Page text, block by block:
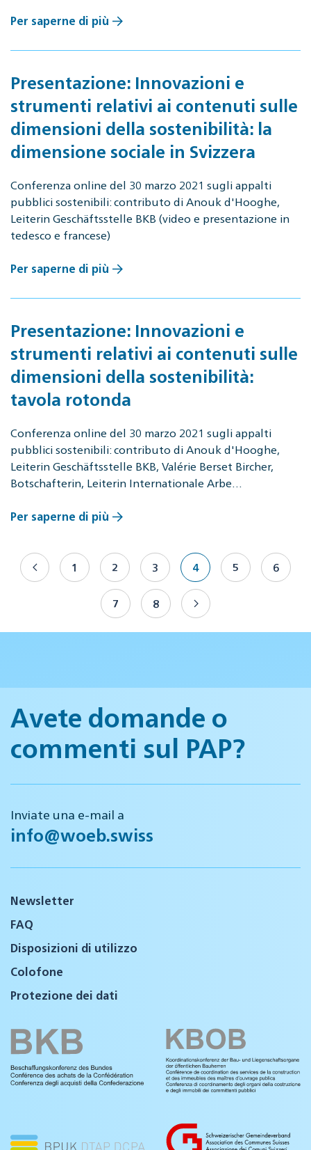
Per saperne di più
Presentazione: Innovazioni e
strumenti relativi ai contenuti sulle
dimensioni della sostenibilità: la
dimensione sociale in Svizzera
Conferenza online del 30 marzo 2021 sugli appalti
pubblici sostenibili: contributo di Anouk d'Hooghe,
Leiterin Geschäftsstelle BKB (video e presentazione in
tedesco e francese)
Per saperne di più
Presentazione: Innovazioni e
strumenti relativi ai contenuti sulle
dimensioni della sostenibilità:
tavola rotonda
Conferenza online del 30 marzo 2021 sugli appalti
pubblici sostenibili: contributo di Anouk d'Hooghe,
Leiterin Geschäftsstelle BKB, Valérie Berset Bircher,
Botschafterin, Leiterin Internationale Arbe…
Per saperne di più
1 2 3 4 5 6
7 8
Avete domande o
commenti sul PAP?
Inviate una e-mail a
info@woeb.swiss
Newsletter
FAQ
Disposizioni di utilizzo
Colofone
Protezione dei dati